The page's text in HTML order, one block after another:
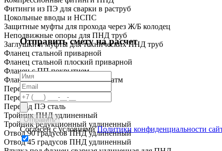
Фитинги из ПЭ для сварки в раструб
Цокольные вводы и НСПС
Защитные муфты для прохода через Ж/Б колодец
Неподвижные опоры для ПНД труб
Заглушки и муфты для технических ПНД труб
Фланец стальной приварной
Фланец стальной плоский приварной
Фланец с ПП покрытием
Фланец с покрытием ПП до 16 атм
Переход ПНД короткий
Переход ПНД удлиненный
Переход ПЭ сталь
Тройник ПНД удлиненный
Тройник редукционный удлиненный
Отвод 90 градусов ПНД удлиненный
Отвод 45 градусов ПНД удлиненный
Отправить смету на расчет
Согласен с условиямиПолитики конфиденциальности